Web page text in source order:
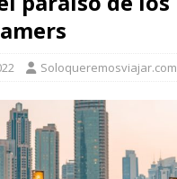
Soloqueremosviajar.com